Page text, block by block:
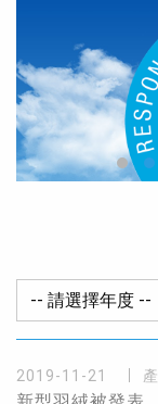
2019-11-21